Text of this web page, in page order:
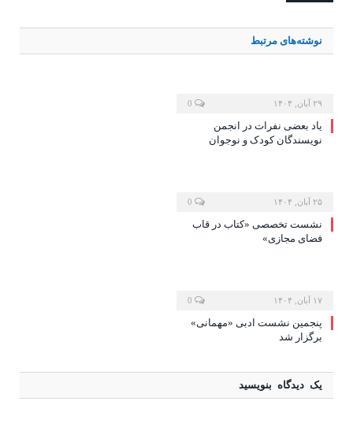
نوشته‌های مرتبط
۲۹ آبان, ۱۴۰۴
یاد بعضی نفرات در انجمن
نویسندگان کودک و نوجوان
۲۵ آبان, ۱۴۰۴
نشست تخصصی «کتاب در قاب
فضای مجازی»
۱۷ آبان, ۱۴۰۴
پنجمین نشست ادبی «مهمانی»
برگزار شد
یک دیدگاه بنویسید